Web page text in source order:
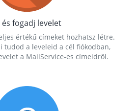
és fogadj levelet
értékű címeket hozhatsz létre.
tudod a leveleid a cél fiókodban,
a MailService-es címeidről.